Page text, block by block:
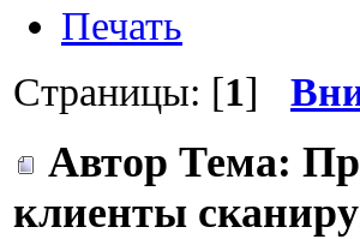
Печать
Страницы: [1]
Автор Тема:
клиенты